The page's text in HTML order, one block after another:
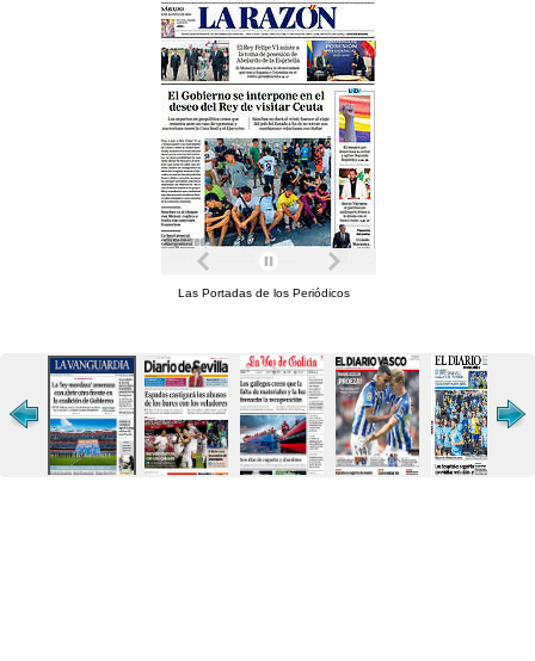
Las Portadas de los Periódicos